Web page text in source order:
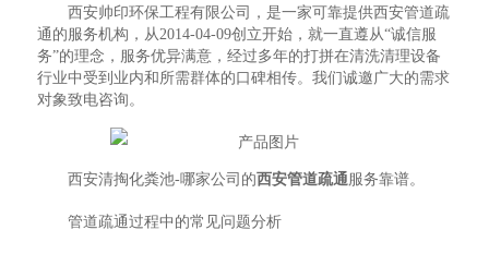
西安帅印环保工程有限公司，是一家可靠提供西安管道疏
通的服务机构，从2014-04-09创立开始，就一直遵从“诚信服
务”的理念，服务优异满意，经过多年的打拼在清洗清理设备
行业中受到业内和所需群体的口碑相传。我们诚邀广大的需求
对象致电咨询。
西安清掏化粪池-哪家公司的西安管道疏通服务靠谱。
管道疏通过程中的常见问题分析